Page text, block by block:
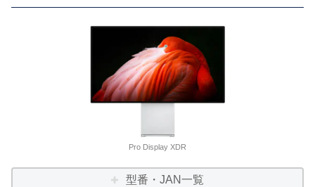
Pro Display XDR
型番・JAN一覧